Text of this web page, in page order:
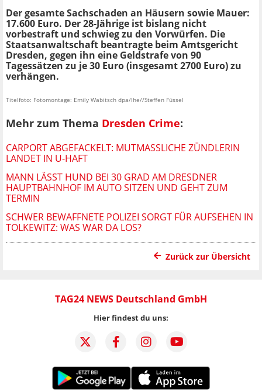
Der gesamte Sachschaden an Häusern sowie Mauer:
17.600 Euro. Der 28-Jährige ist bislang nicht
vorbestraft und schwieg zu den Vorwürfen. Die
Staatsanwaltschaft beantragte beim Amtsgericht
Dresden, gegen ihn eine Geldstrafe von 90
Tagessätzen zu je 30 Euro (insgesamt 2700 Euro) zu
verhängen.
Titelfoto: Fotomontage: Emily Wabitsch dpa/lhe//Steffen Füssel
Mehr zum Thema Dresden Crime:
CARPORT ABGEFACKELT: MUTMASSLICHE ZÜNDLERIN L
ANDET IN U-HAFT
MANN LÄSST HUND BEI 30 GRAD AM DRESDNER
HAUPTBAHNHOF IM AUTO SITZEN UND GEHT ZUM
TERMIN
SCHWER BEWAFFNETE POLIZEI SORGT FÜR AUFSEHEN IN
TOLKEWITZ: WAS WAR DA LOS?
Zurück zur Übersicht
TAG24 NEWS Deutschland GmbH
Hier findest du uns: